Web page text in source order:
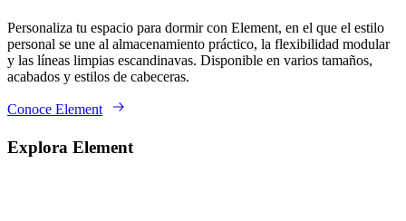
tejidos
y
pielesOutlet
de
Espacios
al
libre
Espacios
pequeñosOficinas
Personaliza tu espacio para dormir con Element, en el que el estilo
personal se une al almacenamiento práctico, la flexibilidad modular
y las líneas limpias escandinavas. Disponible en varios tamaños,
acabados y estilos de cabeceras.
Conoce Element
Explora Element